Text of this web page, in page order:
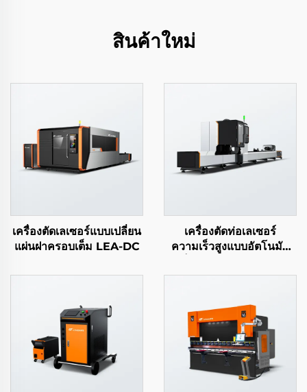
สินค้าใหม่
เครื่องตัดเลเซอร์แบบเปลี่ยน
แผ่นฝาครอบเต็ม LEA-DC
เครื่องตัดท่อเลเซอร์
ความเร็วสูงแบบอัตโนมัติ